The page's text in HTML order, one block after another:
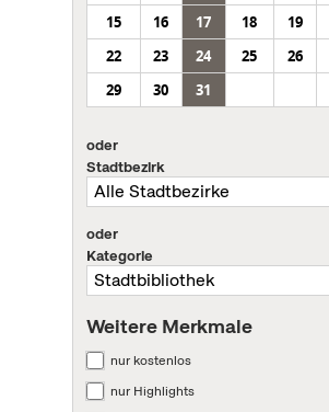
15
16 17 18 19
22
23 24 25 26
29
30 31
oder
Stadtbezirk
oder
Kategorie
Weitere Merkmale
nur kostenlos
nur Highlights